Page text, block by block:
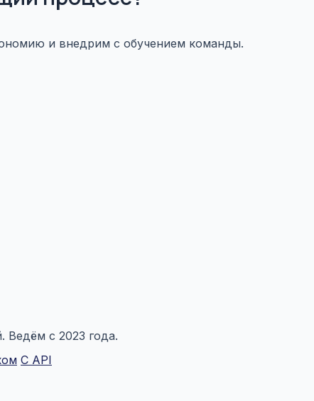
и внедрим с обучением команды.
Ведём с 2023 года.
С API